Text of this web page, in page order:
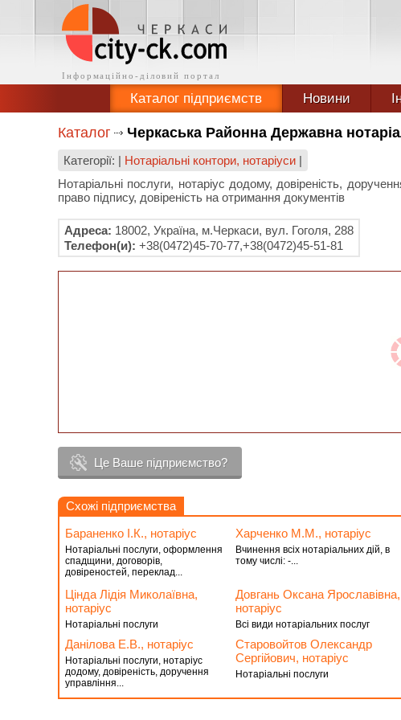
Каталог підприємств Новини
Каталог Черкаська Районна Державна
Категорії: | Нотаріальні контори, нотаріуси |
Нотаріальні послуги, нотаріус додому, довіреність,
право підпису, довіреність на отримання документів
Адреса: 18002, Україна, м.Черкаси, вул. Гоголя, 288
Телефон(и): +38(0472)45-70-77,+38(0472)45-51-81
Це Ваше підприємство?
Схожі підприємства
Бараненко І.К., нотаріус
Нотаріальні послуги, оформлення
спадщини, договорів,
довіреностей, переклад...
Харченко М.М., нотаріус
Вчинення всіх нотаріальних дій, в
тому числі: -...
Цінда Лідія Миколаївна,
нотаріус
Нотаріальні послуги
Довгань Оксана Ярославівна,
нотаріус
Всі види нотаріальних послуг
Данілова Е.В., нотаріус
Нотаріальні послуги, нотаріус
додому, довіреність, доручення
управління...
Старовойтов Олександр
Сергійович, нотаріус
Нотаріальні послуги